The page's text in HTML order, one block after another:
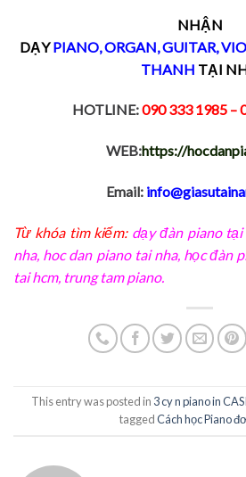
NHẬN
DẠYPIANO,ORGAN,GUITAR,
THANH TẠI
HOTLINE:090 333 1985 –
WEB:https://
Email:
Từ khóa tìm kiếm: dạy đàn piano tại
nha, hoc dan piano tai nha, học đàn
tai hcm, trung tam piano.
This entry was posted in 3 cy n piano in
taggedCách học Piano